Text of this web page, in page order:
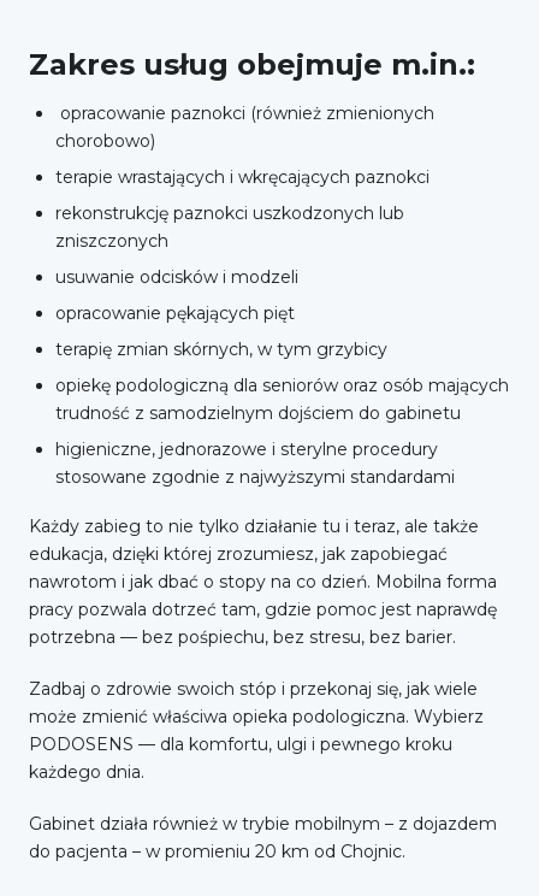
Zakres usług obejmuje m.in.:
opracowanie paznokci (również zmienionych
chorobowo)
terapie wrastających i wkręcających paznokci
rekonstrukcję paznokci uszkodzonych lub
zniszczonych
usuwanie odcisków i modzeli
opracowanie pękających pięt
terapię zmian skórnych, w tym grzybicy
opiekę podologiczną dla seniorów oraz osób mających
trudność z samodzielnym dojściem do gabinetu
higieniczne, jednorazowe i sterylne procedury
stosowane zgodnie z najwyższymi standardami
Każdy zabieg to nie tylko działanie tu i teraz, ale także
edukacja, dzięki której zrozumiesz, jak zapobiegać
nawrotom i jak dbać o stopy na co dzień. Mobilna forma
pracy pozwala dotrzeć tam, gdzie pomoc jest naprawdę
potrzebna — bez pośpiechu, bez stresu, bez barier.
Zadbaj o zdrowie swoich stóp i przekonaj się, jak wiele
może zmienić właściwa opieka podologiczna. Wybierz
PODOSENS — dla komfortu, ulgi i pewnego kroku
każdego dnia.
Gabinet działa również w trybie mobilnym – z dojazdem
do pacjenta – w promieniu 20 km od Chojnic.